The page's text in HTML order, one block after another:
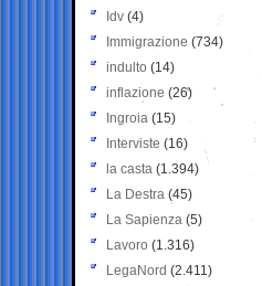
Idv (4)
Immigrazione (734)
indulto (14)
inflazione (26)
Ingroia (15)
Interviste (16)
la casta (1.394)
La Destra (45)
La Sapienza (5)
Lavoro (1.316)
LegaNord (2.411)